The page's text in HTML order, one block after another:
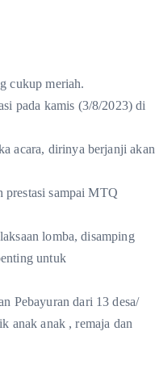
cukup meriah.
pada kamis (3/8/2023) di
acara, dirinya berjanji akan
prestasi sampai MTQ
lomba, disamping
untuk
Pebayuran dari 13 desa/
anak anak , remaja dan